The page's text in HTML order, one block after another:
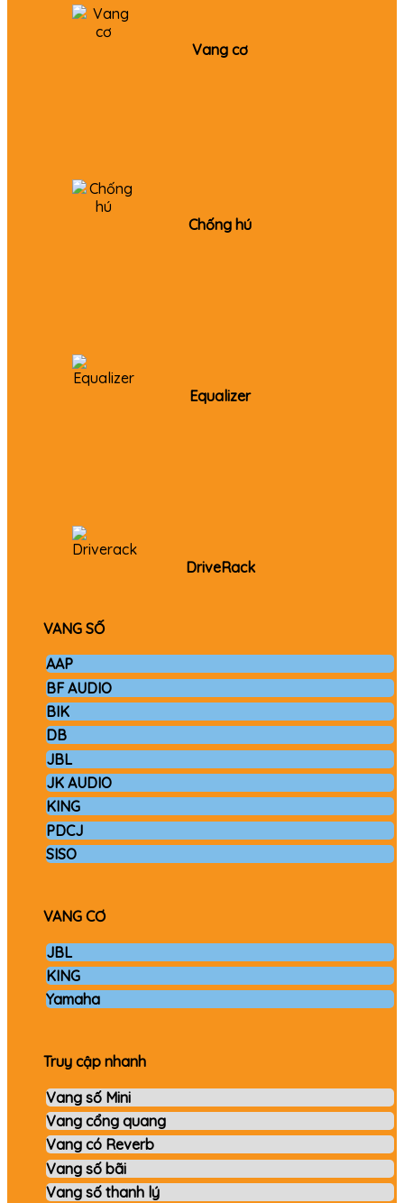
Vang cơ
Chống hú
Equalizer
DriveRack
VANG SỐ
AAP
BF AUDIO
BIK
DB
JBL
JK AUDIO
KING
PDCJ
SISO
VANG CƠ
JBL
KING
Yamaha
Truy cập nhanh
Vang số Mini
Vang cổng quang
Vang có Reverb
Vang số bãi
Vang số thanh lý